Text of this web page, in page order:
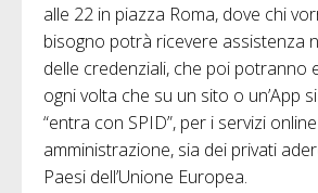
alle 22 in piazza Roma, dove chi
bisogno potrà ricevere assistenza
delle credenziali, che poi potranno
ogni volta che su un sito o un’App
“entra con SPID”, per i servizi
amministrazione, sia dei privati
Paesi dell’Unione Europea.